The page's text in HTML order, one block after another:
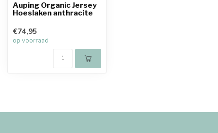
Auping Organic Jersey
Hoeslaken anthracite
€74,95
op voorraad